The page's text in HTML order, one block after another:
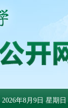
2026年8月9日 星期日